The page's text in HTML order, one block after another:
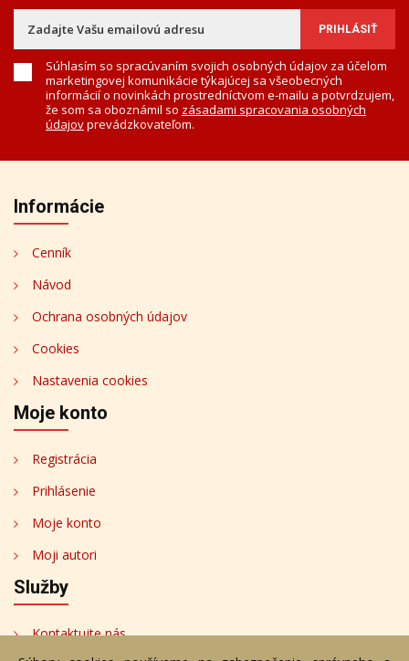
Súhlasím so spracúvaním svojich osobných údajov za účelom
marketingovej komunikácie týkajúcej sa všeobecných
informácií o novinkách prostredníctvom e-mailu a potvrdzujem,
že som sa oboznámil so zásadami spracovania osobných
údajovprevádzkovateľom.
Informácie
Cenník
Návod
Ochrana osobných údajov
Cookies
Nastavenia cookies
Moje konto
Registrácia
Prihlásenie
Moje konto
Moji autori
Služby
Kontaktujte nás